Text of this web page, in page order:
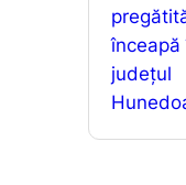
înceapă
județul